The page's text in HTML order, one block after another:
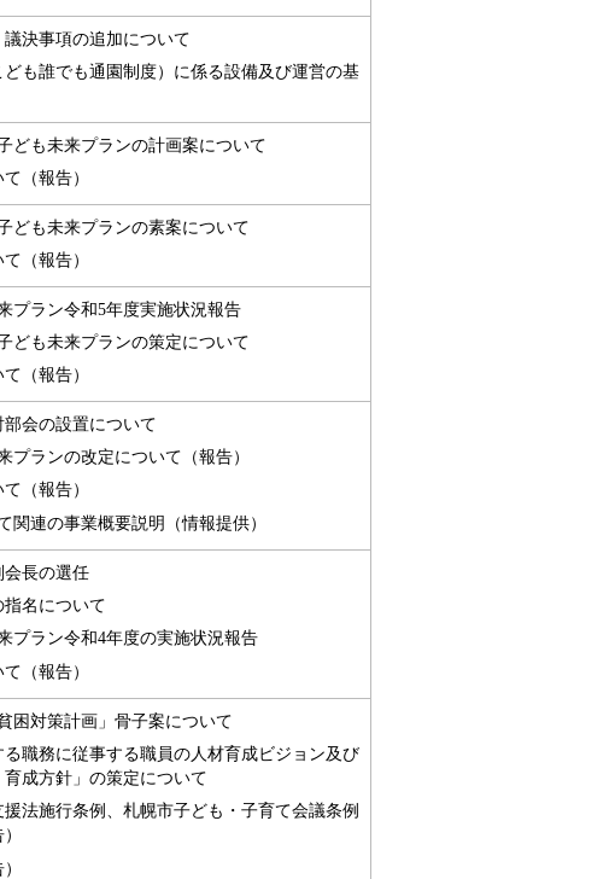
決事項の追加について
も誰でも通園制度）に係る設備及び運営の基
ども未来プランの計画案について
（報告）
ども未来プランの素案について
（報告）
プラン令和5年度実施状況報告
ども未来プランの策定について
（報告）
会の設置について
プランの改定について（報告）
（報告）
関連の事業概要説明（情報提供）
会長の選任
名について
プラン令和4年度の実施状況報告
（報告）
困対策計画」骨子案について
る職務に従事する職員の人材育成ビジョン及び
成方針」の策定について
法施行条例、札幌市子ども・子育て会議条例